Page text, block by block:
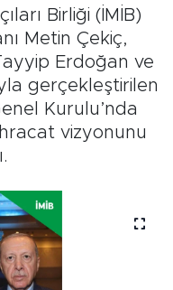
Birliği (İMİB)
Metin Çekiç,
Erdoğan ve
gerçekleştirilen
Kurulu’nda
vizyonunu